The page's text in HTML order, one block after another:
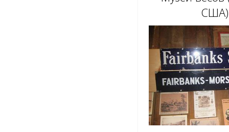
США)